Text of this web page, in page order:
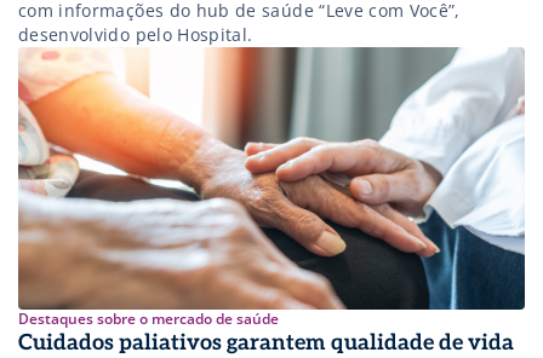
com informações do hub de saúde “Leve com Você”,
desenvolvido pelo Hospital.
Destaques sobre o mercado de saúde
Cuidados paliativos garantem qualidade de vida